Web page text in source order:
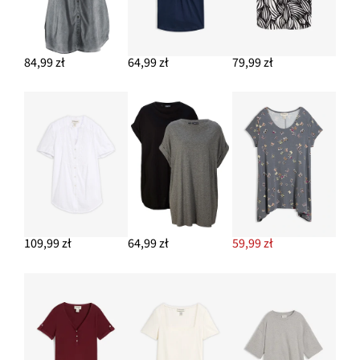
Kolczyki kółka
64,99 zł
DODAJ DO KOSZYKA
84,99 zł 64,99 zł 79,99 zł
109,99 zł 64,99 zł 59,99 zł